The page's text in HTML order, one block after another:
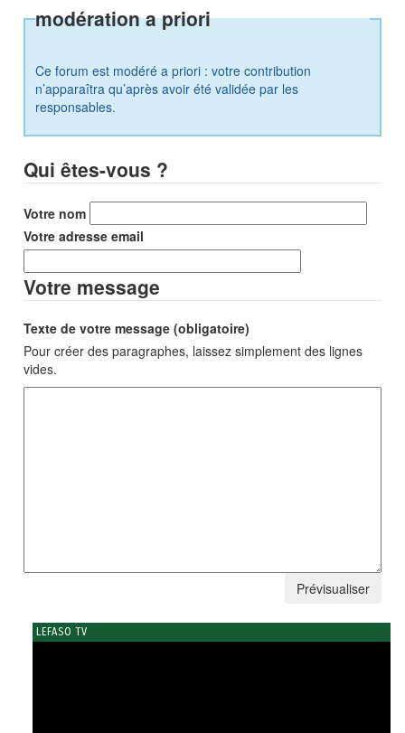
modération a priori
Ce forum est modéré a priori : votre contribution
n’apparaîtra qu’après avoir été validée par les
responsables.
Qui êtes-vous ?
Votre nom
Votre adresse email
Votre message
Texte de votre message (obligatoire)
Pour créer des paragraphes, laissez simplement des lignes
vides.
LEFASO TV